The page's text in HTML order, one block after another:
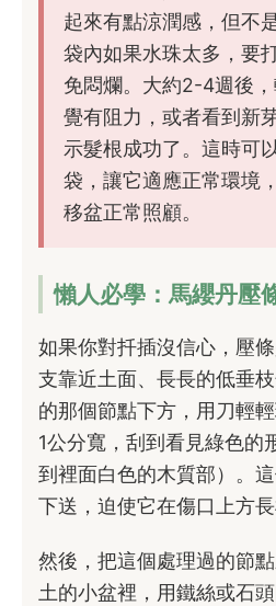
起來有點涼潤感，但不
袋內如果水珠太多，要
免悶爛。大約2-4週後
覺有阻力，或者看到新
示髮根成功了。這時可
袋，讓它適應正常環境
移盆正常照顧。
懶人必學：馬纓丹壓
如果你對扦插沒信心，壓
支靠近土面、長長的低垂
的那個節點下方，用刀輕
1公分寬，刮到看見綠色的
到裡面白色的木質部）。
下送，迫使它在傷口上方長
然後，把這個處理過的節
土的小盆裡，用鐵絲或石